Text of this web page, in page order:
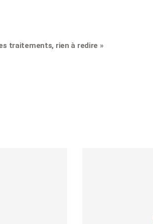
traitements, rien à redire »